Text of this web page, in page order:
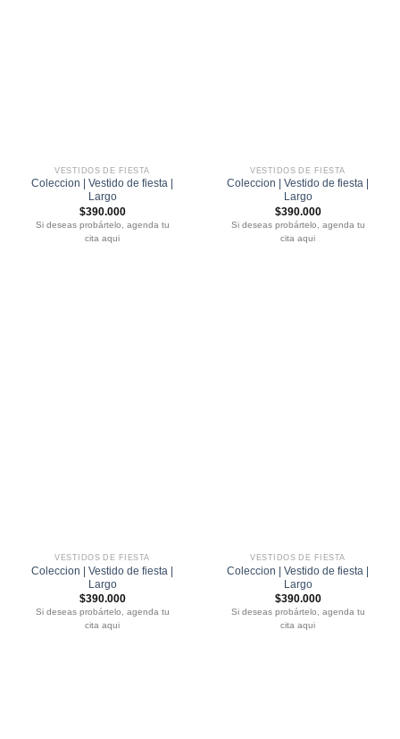
VESTIDOS DE FIESTA
Coleccion | Vestido de fiesta |
Largo
$390.000
Si deseas probártelo, agenda tu
cita aqui
VESTIDOS DE FIESTA
Coleccion | Vestido de fiesta |
Largo
$390.000
Si deseas probártelo, agenda tu
cita aqui
VESTIDOS DE FIESTA
Coleccion | Vestido de fiesta |
Largo
$390.000
Si deseas probártelo, agenda tu
cita aqui
VESTIDOS DE FIESTA
Coleccion | Vestido de fiesta |
Largo
$390.000
Si deseas probártelo, agenda tu
cita aqui